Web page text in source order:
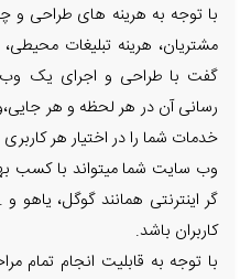
با توجه به هرینه های طراحی و
مشتریان، هرینه تبلیغات محیطی،
گفت با طراحی و اجرای یک وب
رسانی آن در هر لحظه و هر
خدمات شما را در اختیار هر کاربری
وب سایت شما میتواند با کسب
گر اینترنتی همانند گوگل،
کاربران باشد.
با توجه به قابلیت انجام